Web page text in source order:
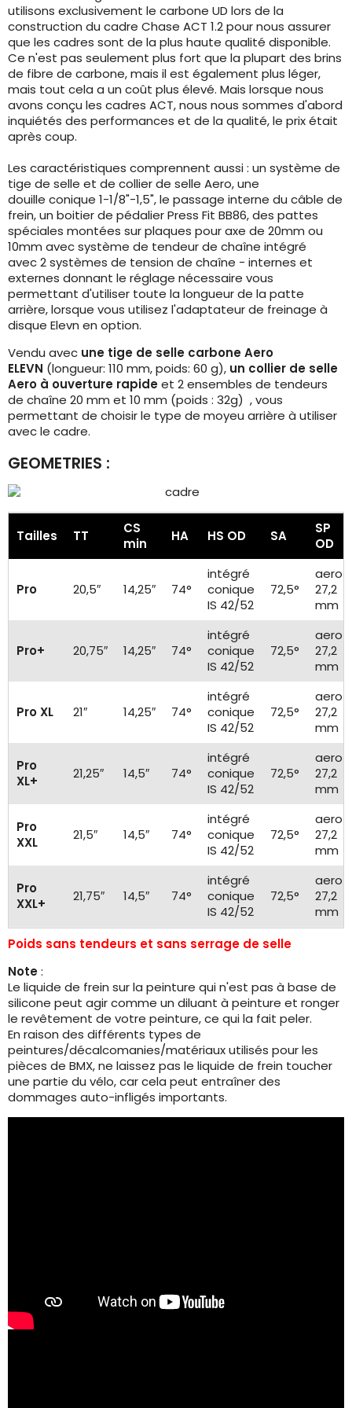
utilisons exclusivement le carbone UD lors de la
construction du cadre Chase ACT 1.2 pour nous assurer
que les cadres sont de la plus haute qualité disponible.
Ce n'est pas seulement plus fort que la plupart des brins
de fibre de carbone, mais il est également plus léger,
mais tout cela a un coût plus élevé. Mais lorsque nous
avons conçu les cadres ACT, nous nous sommes d'abord
inquiétés des performances et de la qualité, le prix était
après coup.
Les caractéristiques comprennent aussi : un système de
tige de selle et de collier de selle Aero, une
douille conique 1-1/8"-1,5", le passage interne du câble de
frein, un boitier de pédalier Press Fit BB86, des pattes
spéciales montées sur plaques pour axe de 20mm ou
10mm avec système de tendeur de chaîne intégré
avec 2 systèmes de tension de chaîne - internes et
externes donnant le réglage nécessaire vous
permettant d'utiliser toute la longueur de la patte
arrière, lorsque vous utilisez l'adaptateur de freinage à
disque Elevn en option.
Vendu avec une tige de selle carbone Aero
ELEVN (longueur: 110 mm, poids: 60 g), un collier de selle
Aero à ouverture rapideet 2 ensembles de tendeurs
de chaîne 20 mm et 10 mm (poids : 32g) , vous
permettant de choisir le type de moyeu arrière à utiliser
avec le cadre.
GEOMETRIES :
Tailles TT
CS
min
HA HS OD SA
SP
OD
Pro 20,5″ 14,25″ 74°
intégré
conique
IS 42/52
72,5°
aero
27,2
mm
Pro+ 20,75″ 14,25″ 74°
intégré
conique
IS 42/52
72,5°
aero
27,2
mm
Pro XL 21″ 14,25″ 74°
intégré
conique
IS 42/52
72,5°
aero
27,2
mm
Pro
XL+
21,25″ 14,5″ 74°
intégré
conique
IS 42/52
72,5°
aero
27,2
mm
Pro
XXL
21,5″ 14,5″ 74°
intégré
conique
IS 42/52
72,5°
aero
27,2
mm
Pro
XXL+
21,75″ 14,5″ 74°
intégré
conique
IS 42/52
72,5°
aero
27,2
mm
Poids sans tendeurs et sans serrage de selle
Note:
Le liquide de frein sur la peinture qui n'est pas à base de
silicone peut agir comme un diluant à peinture et ronger
le revêtement de votre peinture, ce qui la fait peler.
En raison des différents types de
peintures/décalcomanies/matériaux utilisés pour les
pièces de BMX, ne laissez pas le liquide de frein toucher
une partie du vélo, car cela peut entraîner des
dommages auto-infligés importants.